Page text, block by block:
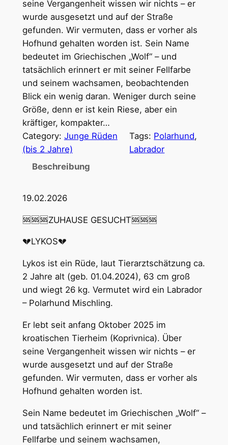
seine Vergangenheit wissen wir nichts – er
wurde ausgesetzt und auf der Straße
gefunden. Wir vermuten, dass er vorher als
Hofhund gehalten worden ist. Sein Name
bedeutet im Griechischen „Wolf“ – und
tatsächlich erinnert er mit seiner Fellfarbe
und seinem wachsamen, beobachtenden
Blick ein wenig daran. Weniger durch seine
Größe, denn er ist kein Riese, aber ein
kräftiger, kompakter…
Category: Junge Rüden
(bis 2 Jahre)
Tags: Polarhund
Labrador
Beschreibung
19.02.2026
🆘🆘🆘ZUHAUSE GESUCHT🆘🆘🆘
💔LYKOS💔
Lykos ist ein Rüde, laut Tierarztschätzung ca.
2 Jahre alt (geb. 01.04.2024), 63 cm groß
und wiegt 26 kg. Vermutet wird ein Labrador
– Polarhund Mischling.
Er lebt seit anfang Oktober 2025 im
kroatischen Tierheim (Koprivnica). Über
seine Vergangenheit wissen wir nichts – er
wurde ausgesetzt und auf der Straße
gefunden. Wir vermuten, dass er vorher als
Hofhund gehalten worden ist.
Sein Name bedeutet im Griechischen „Wolf“ –
und tatsächlich erinnert er mit seiner
Fellfarbe und seinem wachsamen,